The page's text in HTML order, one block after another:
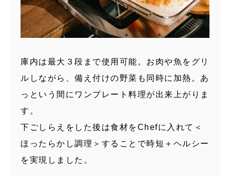
庫内は最⼤３段まで使⽤可能。お肉や魚をグリ
ルしながら、備え付けの野菜も同時に加熱。あ
っという間にワンプレート料理が出来上がりま
す。
下ごしらえをした後は食材をChefに⼊れて＜
ほったらかし調理＞することで時短＋ヘルシー
を実現しました。